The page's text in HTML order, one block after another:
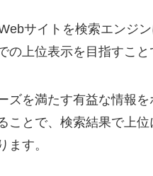
サイトを検索エンジ
の上位表示を目指すこと
ズを満たす有益な情報を
ことで、検索結果で上位
ます。